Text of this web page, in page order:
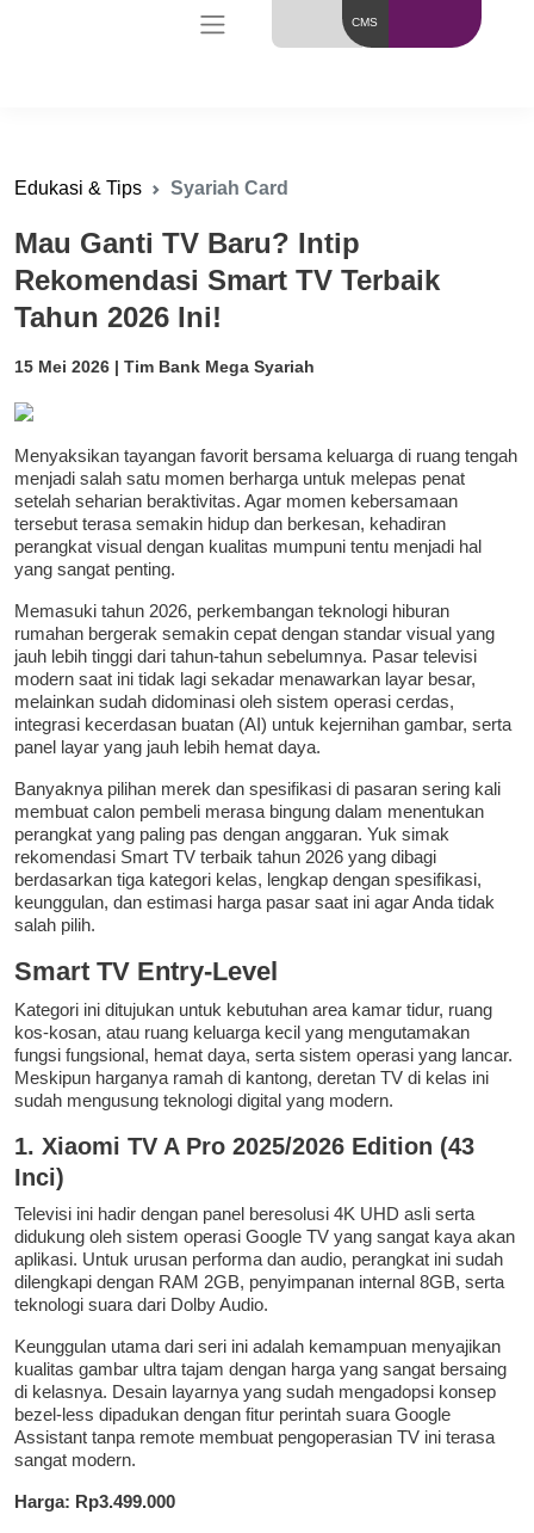
CMS
Edukasi & Tips Syariah Card
Mau Ganti TV Baru? Intip
Rekomendasi Smart TV Terbaik
Tahun 2026 Ini!
15 Mei 2026 | Tim Bank Mega Syariah
Menyaksikan tayangan favorit bersama keluarga di ruang tengah
menjadi salah satu momen berharga untuk melepas penat
setelah seharian beraktivitas. Agar momen kebersamaan
tersebut terasa semakin hidup dan berkesan, kehadiran
perangkat visual dengan kualitas mumpuni tentu menjadi hal
yang sangat penting.
Memasuki tahun 2026, perkembangan teknologi hiburan
rumahan bergerak semakin cepat dengan standar visual yang
jauh lebih tinggi dari tahun-tahun sebelumnya. Pasar televisi
modern saat ini tidak lagi sekadar menawarkan layar besar,
melainkan sudah didominasi oleh sistem operasi cerdas,
integrasi kecerdasan buatan (AI) untuk kejernihan gambar, serta
panel layar yang jauh lebih hemat daya.
Banyaknya pilihan merek dan spesifikasi di pasaran sering kali
membuat calon pembeli merasa bingung dalam menentukan
perangkat yang paling pas dengan anggaran. Yuk simak
rekomendasi Smart TV terbaik tahun 2026 yang dibagi
berdasarkan tiga kategori kelas, lengkap dengan spesifikasi,
keunggulan, dan estimasi harga pasar saat ini agar Anda tidak
salah pilih.
Smart TV Entry-Level
Kategori ini ditujukan untuk kebutuhan area kamar tidur, ruang
kos-kosan, atau ruang keluarga kecil yang mengutamakan
fungsi fungsional, hemat daya, serta sistem operasi yang lancar.
Meskipun harganya ramah di kantong, deretan TV di kelas ini
sudah mengusung teknologi digital yang modern.
1. Xiaomi TV A Pro 2025/2026 Edition (43
Inci)
Televisi ini hadir dengan panel beresolusi 4K UHD asli serta
didukung oleh sistem operasi Google TV yang sangat kaya akan
aplikasi. Untuk urusan performa dan audio, perangkat ini sudah
dilengkapi dengan RAM 2GB, penyimpanan internal 8GB, serta
teknologi suara dari Dolby Audio.
Keunggulan utama dari seri ini adalah kemampuan menyajikan
kualitas gambar ultra tajam dengan harga yang sangat bersaing
di kelasnya. Desain layarnya yang sudah mengadopsi konsep
bezel-less dipadukan dengan fitur perintah suara Google
Assistant tanpa remote membuat pengoperasian TV ini terasa
sangat modern.
Harga: Rp3.499.000